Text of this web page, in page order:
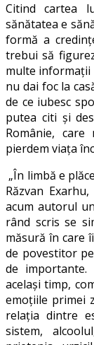
Citind cartea
sănătatea e
formă a
trebui să
multe informații
nu dai foc la
de ce iubesc
putea citi și
Românie,
pierdem viața
„În limbă e
Răzvan
acum autorul
rând scris se
măsură în care
de povestitor
de
acelaşi timp,
emoţiile primei
relaţia dintre
sistem,